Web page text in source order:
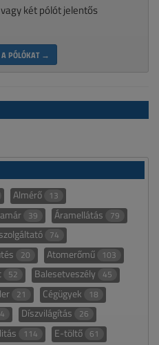
két pólót jelentős
PÓLÓKAT →
Almérő 13
39 Áramellátás 79
74
20 Atomerőmű 103
52 Balesetveszély 45
21 Cégügyek 18
Díszvilágítás 26
114 E-töltő 61